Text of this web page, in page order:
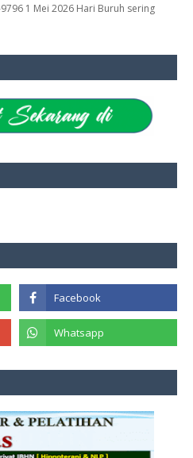
1 Mei 2026 Hari Buruh sering